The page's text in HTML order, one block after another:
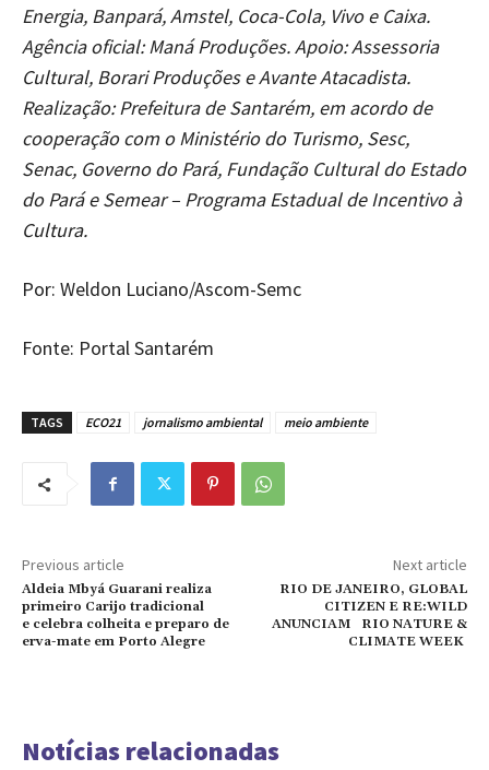
Energia, Banpará, Amstel, Coca-Cola, Vivo e Caixa.
Agência oficial: Maná Produções. Apoio: Assessoria
Cultural, Borari Produções e Avante Atacadista.
Realização: Prefeitura de Santarém, em acordo de
cooperação com o Ministério do Turismo, Sesc,
Senac, Governo do Pará, Fundação Cultural do Estado
do Pará e Semear – Programa Estadual de Incentivo à
Cultura.
Por: Weldon Luciano/Ascom-Semc
Fonte: Portal Santarém
TAGS ECO21 jornalismo ambiental meio ambiente
Previous article
Aldeia Mbyá Guarani realiza
primeiro Carijo tradicional
e celebra colheita e preparo de
erva-mate em Porto Alegre
Next article
RIO DE JANEIRO, GLOBAL
CITIZEN E RE:WILD
ANUNCIAM RIO NATURE &
CLIMATE WEEK
Notícias relacionadas